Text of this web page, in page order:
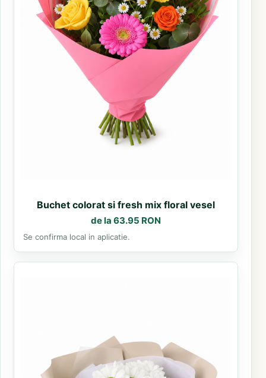
Buchet colorat si fresh mix floral vesel
de la 63.95 RON
Se confirma local in aplicatie.